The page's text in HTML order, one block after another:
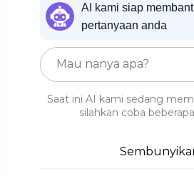
AI kami siap
pertanyaan anda
Saat ini AI kami sedang
silahkan coba